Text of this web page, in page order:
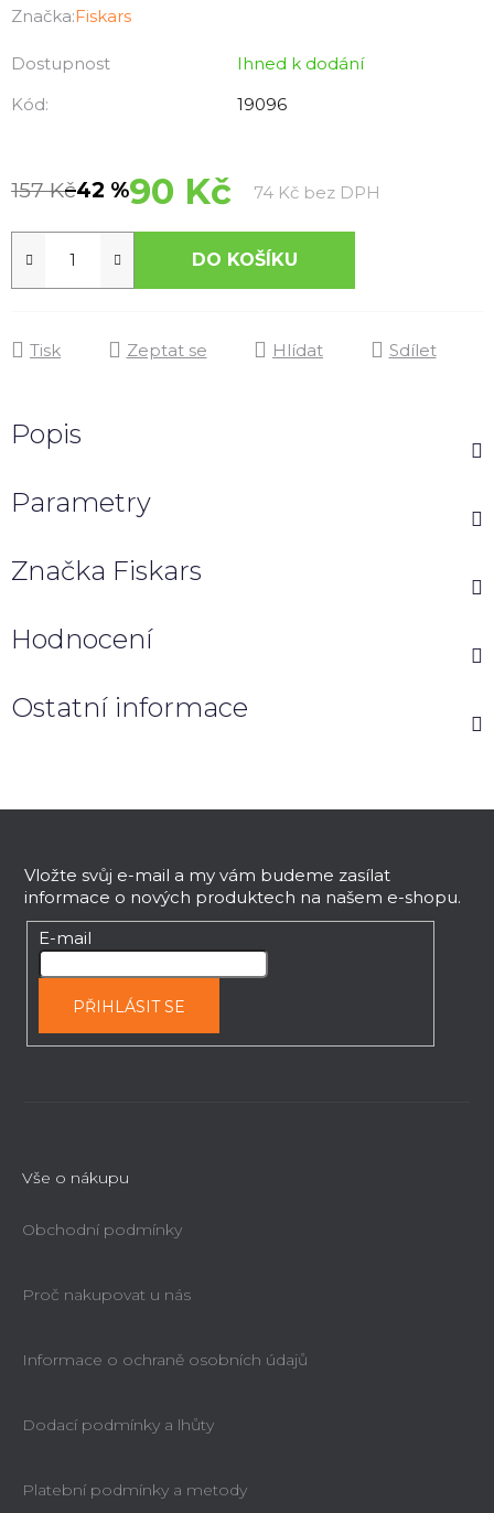
produktu
0,0
z
Značka:Fiskars
Dostupnost
Ihned k dodání
Kód:
19096
157 Kč–42 %90 Kč 74 Kč bez DPH
DO KOŠÍKU
Tisk Zeptat se Hlídat Sdílet
Popis
Parametry
Značka Fiskars
Hodnocení
Ostatní informace
Vložte svůj e-mail a my vám budeme zasílat
informace o nových produktech na našem e-shopu.
E-mail
PŘIHLÁSIT SE
Vše o nákupu
Obchodní podmínky
Proč nakupovat u nás
Informace o ochraně osobních údajů
Dodací podmínky a lhůty
Platební podmínky a metody